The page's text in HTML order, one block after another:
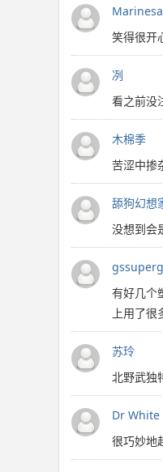
笑得很开
冽
看之前没
木棉季
苦涩中掺
舔狗幻想
没想到会
有好几个
上用了
苏玲
北野武独
Dr White
很巧妙地